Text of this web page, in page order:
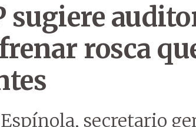
sugiere
rosca
secretario